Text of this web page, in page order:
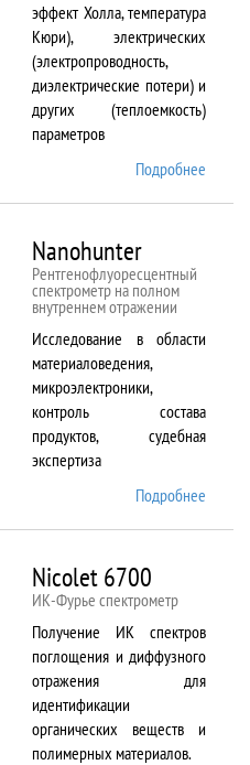
эффект Холла, температура
Кюри), электрических
(электропроводность,
диэлектрические потери) и
других (теплоемкость)
параметров
Подробнее
Nanohunter
Рентгенофлуоресцентный
спектрометр на полном
внутреннем отражении
Исследование в области
материаловедения,
микроэлектроники,
контроль состава
продуктов, судебная
экспертиза
Подробнее
Nicolet 6700
ИК-Фурье спектрометр
Получение ИК спектров
поглощения и диффузного
отражения для
идентификации
органических веществ и
полимерных материалов.